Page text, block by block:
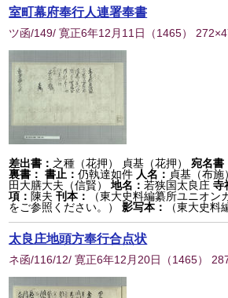
室町幕府奉行人連署奉書
ツ函/149/ 寛正6年12月11日 （1465）
差出書： 之種（花押） 貞基（花押） 宛名書
裏書： 書止：仍執達如件 人名： 貞基（布
田大膳大夫（信賢）
地名：若狭国太良庄 寺
項： 陳夫 刊本：
（東大史料編纂所ユニオン
をご参照ください。）
影写本： （東大史料
太良庄地頭方奉行合点状
ネ函/116/12/ 寛正6年12月20日 （1465）